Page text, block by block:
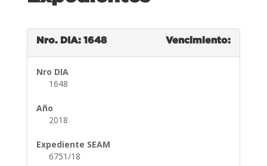
Nro. DIA: 1648 Vencimiento:
Nro DIA
1648
Año
2018
Expediente SEAM
6751/18